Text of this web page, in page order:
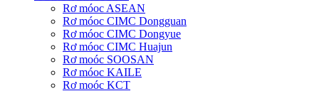
Rơ móoc ASEAN
Rơ móoc CIMC Dongguan
Rơ móoc CIMC Dongyue
Rơ móoc CIMC Huajun
Rơ moóc SOOSAN
Rơ móoc KAILE
Rơ moóc KCT